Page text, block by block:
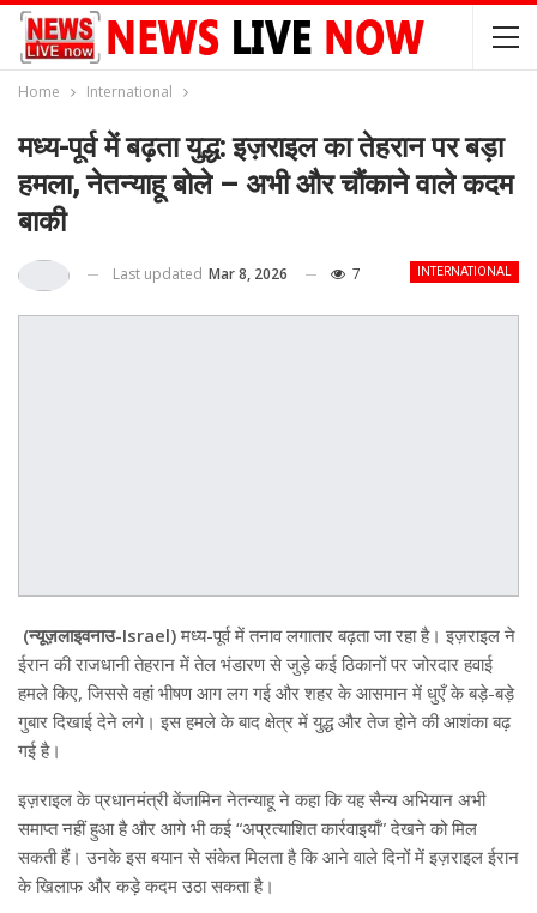
Home International
मध्य-पूर्व में बढ़ता युद्ध: इज़राइल का तेहरान पर बड़ा
हमला, नेतन्याहू बोले – अभी और चौंकाने वाले कदम
बाकी
INTERNATIONAL
Last updated Mar 8, 2026 7
(न्यूज़लाइवनाउ-Israel)मध्य-पूर्व में तनाव लगातार बढ़ता जा रहा है। इज़राइल ने
ईरान की राजधानी तेहरान में तेल भंडारण से जुड़े कई ठिकानों पर जोरदार हवाई
हमले किए, जिससे वहां भीषण आग लग गई और शहर के आसमान में धुएँ के बड़े-बड़े
गुबार दिखाई देने लगे। इस हमले के बाद क्षेत्र में युद्ध और तेज होने की आशंका बढ़
गई है।
इज़राइल के प्रधानमंत्री बेंजामिन नेतन्याहू ने कहा कि यह सैन्य अभियान अभी
समाप्त नहीं हुआ है और आगे भी कई “अप्रत्याशित कार्रवाइयाँ” देखने को मिल
सकती हैं। उनके इस बयान से संकेत मिलता है कि आने वाले दिनों में इज़राइल ईरान
के खिलाफ और कड़े कदम उठा सकता है।